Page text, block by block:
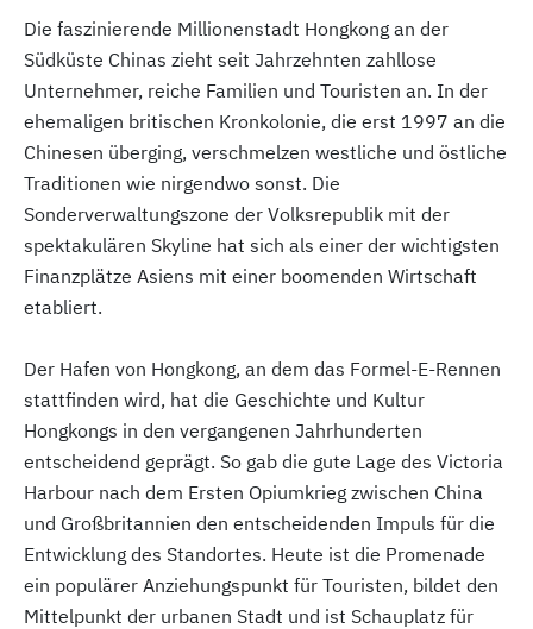
Die faszinierende Millionenstadt Hongkong an der
Südküste Chinas zieht seit Jahrzehnten zahllose
Unternehmer, reiche Familien und Touristen an. In der
ehemaligen britischen Kronkolonie, die erst 1997 an die
Chinesen überging, verschmelzen westliche und östliche
Traditionen wie nirgendwo sonst. Die
Sonderverwaltungszone der Volksrepublik mit der
spektakulären Skyline hat sich als einer der wichtigsten
Finanzplätze Asiens mit einer boomenden Wirtschaft
etabliert.
Der Hafen von Hongkong, an dem das Formel-E-Rennen
stattfinden wird, hat die Geschichte und Kultur
Hongkongs in den vergangenen Jahrhunderten
entscheidend geprägt. So gab die gute Lage des Victoria
Harbour nach dem Ersten Opiumkrieg zwischen China
und Großbritannien den entscheidenden Impuls für die
Entwicklung des Standortes. Heute ist die Promenade
ein populärer Anziehungspunkt für Touristen, bildet den
Mittelpunkt der urbanen Stadt und ist Schauplatz für